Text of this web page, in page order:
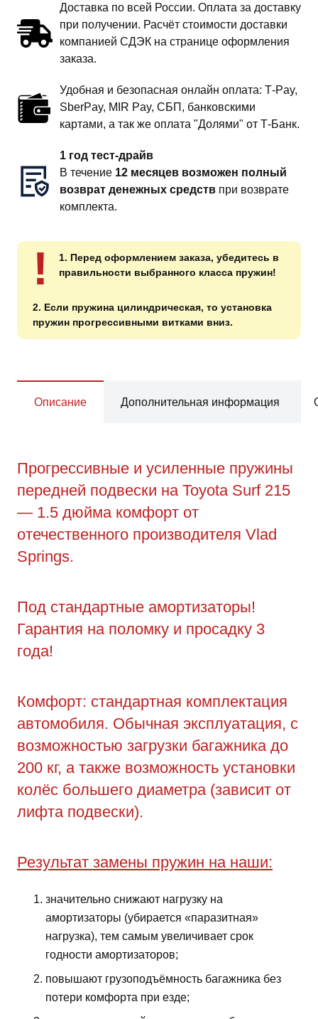
Доставка по всей России. Оплата за доставку
при получении. Расчёт стоимости доставки
компанией СДЭК на странице оформления
заказа.
Удобная и безопасная онлайн оплата: T‑Pay,
SberPay, MIR Pay, СБП, банковскими
картами, а так же оплата "Долями" от Т-Банк.
1 год тест-драйв
В течение 12 месяцев возможен полный
возврат денежных средств при возврате
комплекта.
!
1. Перед оформлением заказа, убедитесь в
правильности выбранного класса пружин!
2. Если пружина цилиндрическая, то установка
пружин прогрессивными витками вниз.
Описание Дополнительная информация
Прогрессивные и усиленные пружины
передней подвески на Toyota Surf 215
— 1.5 дюйма комфорт от
отечественного производителя Vlad
Springs.
Под стандартные амортизаторы!
Гарантия на поломку и просадку 3
года!
Комфорт: стандартная комплектация
автомобиля. Обычная эксплуатация, с
возможностью загрузки багажника до
200 кг, а также возможность установки
колёс большего диаметра (зависит от
лифта подвески).
Результат замены пружин на наши:
значительно снижают нагрузку на
амортизаторы (убирается «паразитная»
нагрузка), тем самым увеличивает срок
годности амортизаторов;
повышают грузоподъёмность багажника без
потери комфорта при езде;